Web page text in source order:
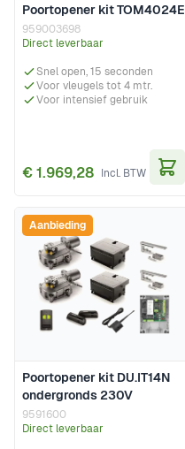
Poortopener kit TOM4024E
959003698
Direct leverbaar
Snel open, 15 seconden
Voor vleugels tot 4 mtr.
Voor intensief gebruik
€ 1.969,28
Poortopener kit DU.IT14N
ondergronds 230V
9591600
Direct leverbaar
Aanbieding